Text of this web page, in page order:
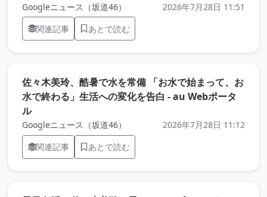
Googleニュース（坂道46）
2026年7月28日 11:51
関連記事
あとで読む
佐々木美玲、酷暑で水を常備 「お水で始まって、お
水で終わる」生活への変化を告白 - au Webポータ
ル（元記事を新しいタブで開きます）
Googleニュース（坂道46）
2026年7月28日 11:12
関連記事
あとで読む